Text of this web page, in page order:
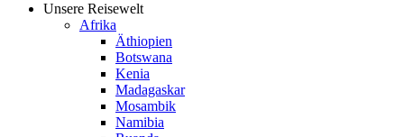
Unsere Reisewelt
Afrika
Äthiopien
Botswana
Kenia
Madagaskar
Mosambik
Namibia